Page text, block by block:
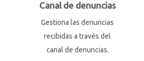
Canal de denuncias
Gestiona las denuncias
recibidas a través del
canal de denuncias.